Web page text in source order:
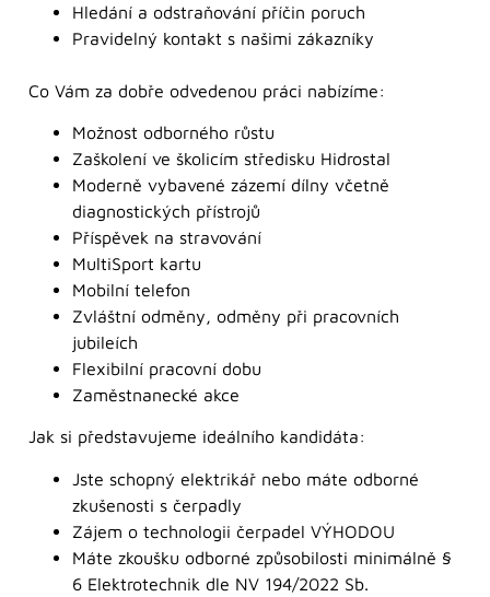
Hledání a odstraňování příčin poruch
Pravidelný kontakt s našimi zákazníky
Co Vám za dobře odvedenou práci nabízíme:
Možnost odborného růstu
Zaškolení ve školicím středisku Hidrostal
Moderně vybavené zázemí dílny včetně
diagnostických přístrojů
Příspěvek na stravování
MultiSport kartu
Mobilní telefon
Zvláštní odměny, odměny při pracovních
jubileích
Flexibilní pracovní dobu
Zaměstnanecké akce
Jak si představujeme ideálního kandidáta:
Jste schopný elektrikář nebo máte odborné
zkušenosti s čerpadly
Zájem o technologii čerpadel VÝHODOU
Máte zkoušku odborné způsobilosti minimálně §
6 Elektrotechnik dle NV 194/2022 Sb.